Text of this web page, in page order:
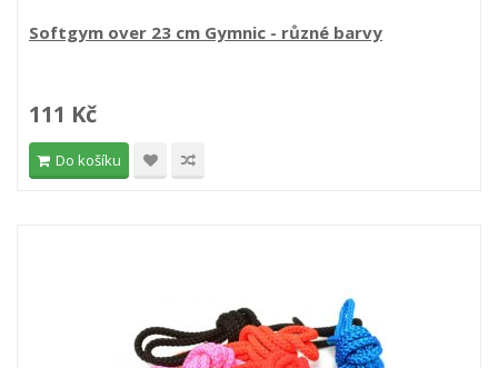
Softgym over 23 cm Gymnic - různé barvy
111 Kč
Do košíku